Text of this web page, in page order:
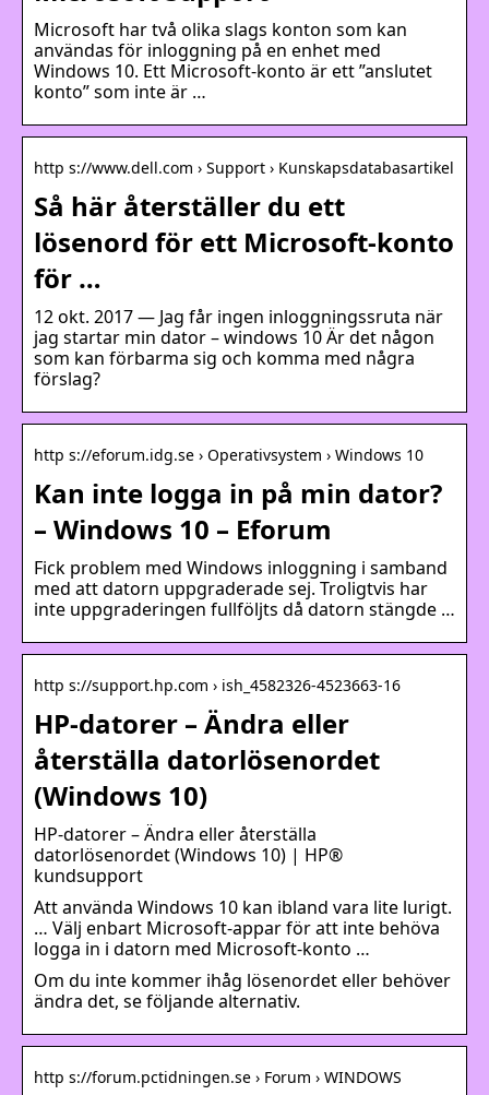
Microsoft har två olika slags konton som kan
användas för inloggning på en enhet med
Windows 10. Ett Microsoft-konto är ett ”anslutet
konto” som inte är …
http s://www.dell.com › Support › Kunskapsdatabasartikel
Så här återställer du ett
lösenord för ett Microsoft-konto
för …
12 okt. 2017 — Jag får ingen inloggningssruta när
jag startar min dator – windows 10 Är det någon
som kan förbarma sig och komma med några
förslag?
http s://eforum.idg.se › Operativsystem › Windows 10
Kan inte logga in på min dator?
– Windows 10 – Eforum
Fick problem med Windows inloggning i samband
med att datorn uppgraderade sej. Troligtvis har
inte uppgraderingen fullföljts då datorn stängde …
http s://support.hp.com › ish_4582326-4523663-16
HP-datorer – Ändra eller
återställa datorlösenordet
(Windows 10)
HP-datorer – Ändra eller återställa
datorlösenordet (Windows 10) | HP®
kundsupport
Att använda Windows 10 kan ibland vara lite lurigt.
… Välj enbart Microsoft-appar för att inte behöva
logga in i datorn med Microsoft-konto …
Om du inte kommer ihåg lösenordet eller behöver
ändra det, se följande alternativ.
http s://forum.pctidningen.se › Forum › WINDOWS